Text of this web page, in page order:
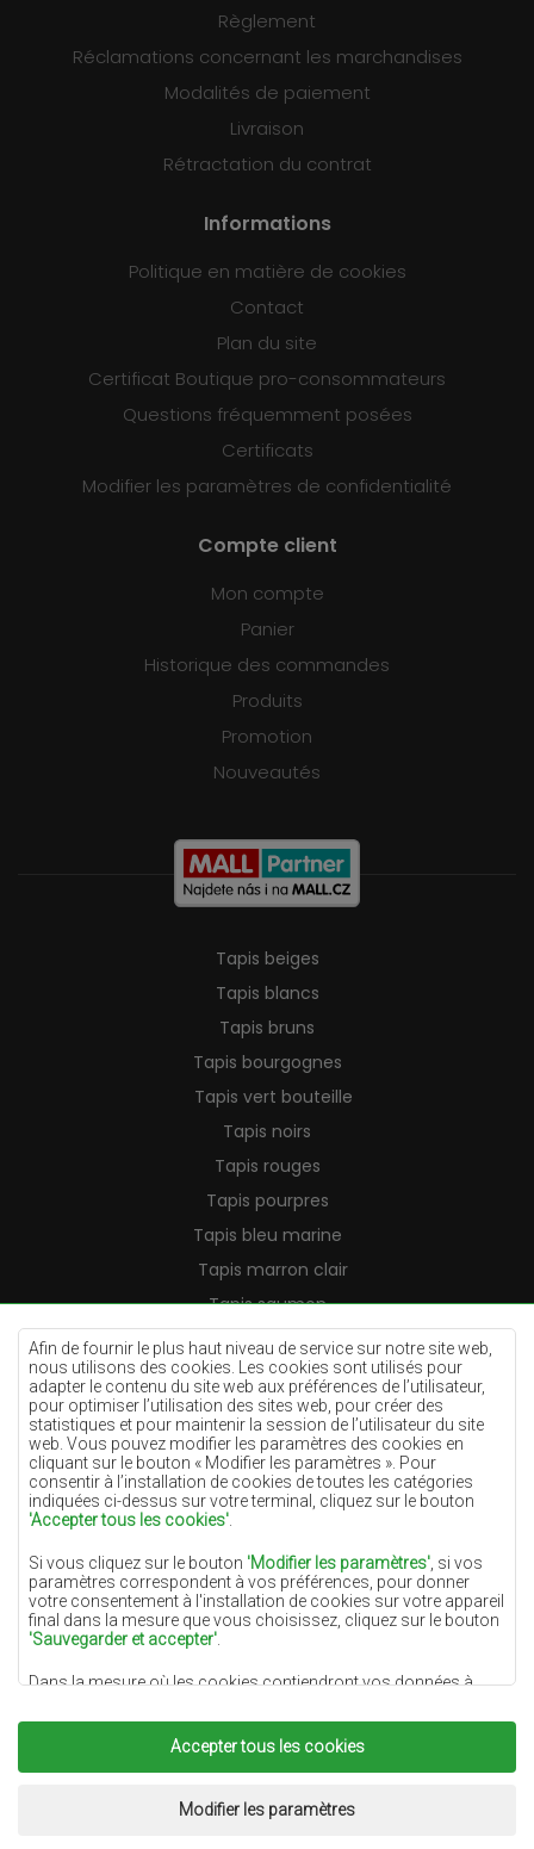
Afin de fournir le plus haut niveau de service sur notre site web,
nous utilisons des cookies. Les cookies sont utilisés pour
adapter le contenu du site web aux préférences de l’utilisateur,
pour optimiser l’utilisation des sites web, pour créer des
statistiques et pour maintenir la session de l’utilisateur du site
web. Vous pouvez modifier les paramètres des cookies en
cliquant sur le bouton « Modifier les paramètres ». Pour
consentir à l’installation de cookies de toutes les catégories
indiquées ci-dessus sur votre terminal, cliquez sur le bouton
'Accepter tous les cookies'
Si vous cliquez sur le bouton 'Modifier les paramètres' , si vos
paramètres correspondent à vos préférences, pour donner
votre consentement à l'installation de cookies sur votre appareil
final dans la mesure que vous choisissez, cliquez sur le bouton
'Sauvegarder et accepter'
Dans la mesure où les cookies contiendront vos données à
du responsable du traitement des données (DYWANYCHEMEX)
ou de tiers sous la forme de la fourniture de services de haute
qualité sur notre site Web et des activités de marketing du
responsable du traitement des données et de ses Partenaires de
Accepter tous les cookies
Modifier les paramètres
Règlement
Réclamations concernant les marchandises
Modalités de paiement
Livraison
Rétractation du contrat
Informations
Politique en matière de cookies
Contact
Plan du site
Certificat Boutique pro-consommateurs
Questions fréquemment posées
Certificats
Modifier les paramètres de confidentialité
Compte client
Mon compte
Panier
Historique des commandes
Produits
Promotion
Nouveautés
Tapis beiges
Tapis blancs
Tapis bruns
Tapis bourgognes
Tapis vert bouteille
Tapis noirs
Tapis rouges
Tapis pourpres
Tapis bleu marine
Tapis marron clair
Tapis saumon
Tapis crème
Tapis lilas
Tapis jaunes
Tapis menthe
Tapis bleus
Tapis oranges
Tapis gris
Tapis terre cuite
Tapis dorés
Réalisation:www.dimax.pl